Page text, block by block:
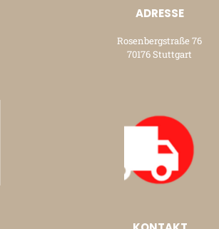
ADRESSE
Rosenbergstraße 76
70176 Stuttgart